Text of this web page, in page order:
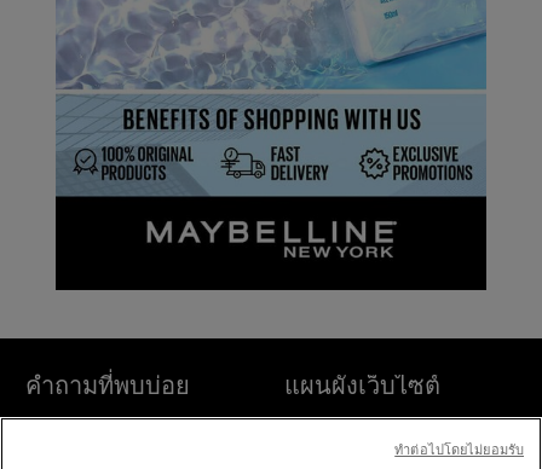
คำถามที่พบบ่อย
แผนผังเว็บไซต์
ค้นหาร้านค้าทําต่อไปโดยไม่ยอมรับ